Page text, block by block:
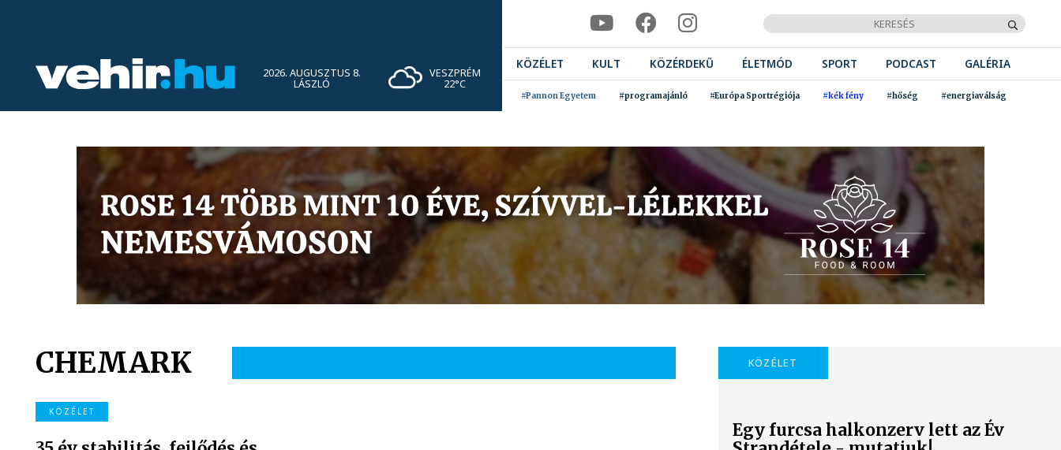
2026. AUGUSZTUS 8.
LÁSZLÓ
VESZPRÉM
22°C
KÖZÉLET KULT KÖZÉRDEKŰ ÉLETMÓD SPORT PODCAST GALÉRIA
#Pannon Egyetem #programajánló #Európa Sportrégiója #kék fény #hőség #energiaválság
CHEMARK
KÖZÉLET
KÖZÉLET
Egy furcsa halkonzerv lett az Év